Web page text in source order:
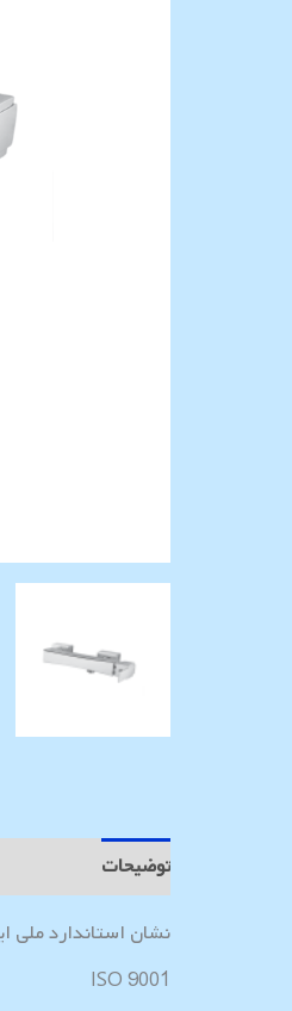
توضیحات
نشان استاندارد ملی
ISO 9001